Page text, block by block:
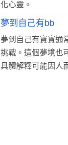
化心靈。
夢到自己有bb
夢到自己有寶寶通
挑戰。這個夢境也
具體解釋可能因人